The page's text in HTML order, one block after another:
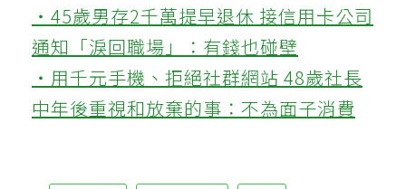
‧45歲男存2千萬提早退休 接信用卡公司
通知「淚回職場」：有錢也碰壁
‧用千元手機、拒絕社群網站 48歲社長
中年後重視和放棄的事：不為面子消費